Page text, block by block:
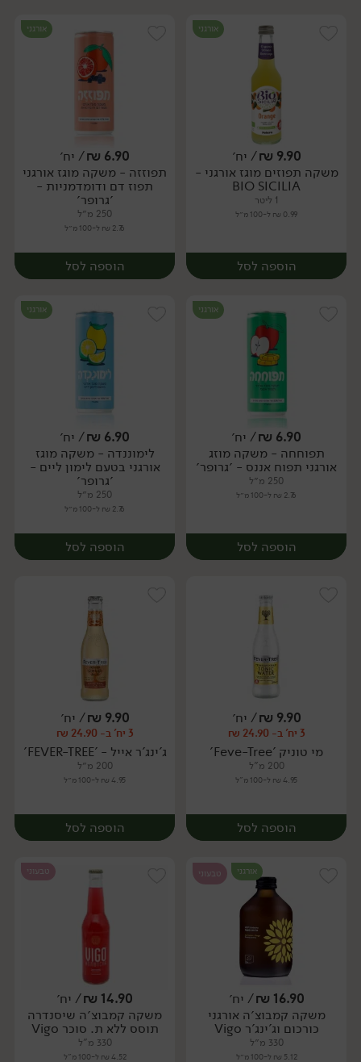
יח׳ יח׳
אורגני
9.90
₪/ יח׳
משקה תפוזים מוגז אורגני -
BIO SICILIA
1 ליטר
0.99 ₪ ל-100 מ״ל
הוספה לסל
יח׳
אורגני
6.90
₪/ יח׳
תפוזזה - משקה מוגז אורגני
תפוז דם ודומדמניות -
׳גרופר׳
250 מ״ל
2.76 ₪ ל-100 מ״ל
הוספה לסל
יח׳
אורגני
6.90
₪/ יח׳
תפוחחה - משקה מוזג
אורגני תפוח אננס - ׳גרופר׳
250 מ״ל
2.76 ₪ ל-100 מ״ל
הוספה לסל
יח׳
אורגני
6.90
₪/ יח׳
לימוננדה - משקה מוגז
אורגני בטעם לימון ליים -
׳גרופר׳
250 מ״ל
2.76 ₪ ל-100 מ״ל
הוספה לסל
יח׳
9.90
₪/ יח׳
3 יח' ב- 24.90 ₪
מי טוניק 'Feve-Tree'
200 מ"ל
4.95 ₪ ל-100 מ"ל
הוספה לסל
יח׳
9.90
₪/ יח׳
3 יח' ב- 24.90 ₪
ג'ינג'ר אייל - 'FEVER-TREE'
200 מ״ל
4.95 ₪ ל-100 מ״ל
הוספה לסל
יח׳
אורגני טבעוני
16.90
₪/ יח׳
משקה קמבוצ׳ה אורגני
כורכום וג'ינג'ר Vigo
330 מ״ל
5.12 ₪ ל-100 מ״ל
טבעוני
14.90
₪/ יח׳
משקה קמבוצ׳ה שיסנדרה
תוסס ללא ת. סוכר Vigo
330 מ"ל
4.52 ₪ ל-100 מ"ל